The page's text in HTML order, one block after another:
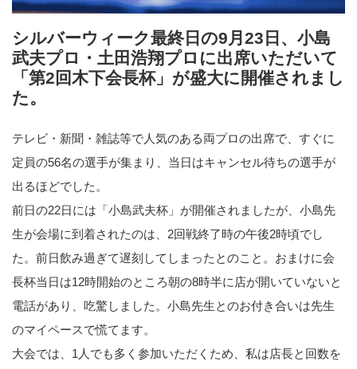
シルバーウィーク最終日の9月23日、小島
武夫プロ・土田浩翔プロに出席いただいて
「第2回木下会長杯」が盛大に開催されまし
た。
テレビ・新聞・雑誌等で人気のある両プロの出席で、すぐに
定員の56名の選手が集まり、当日はキャンセル待ちの選手が
出るほどでした。
前日の22日には「小島武夫杯」が開催されましたが、小島先
生が会場に到着されたのは、2回戦終了時の午後2時頃でし
た。前日飲み過ぎて遅刻してしまったとのこと。おまけに会
長杯当日は12時開始のところ朝の8時半に店が開いていないと
電話があり、吃驚しました。小島先生とのお付き合いは先生
のマイペースで慌てます。
大会では、1人でも多く参加いただくため、私は店長と回数を